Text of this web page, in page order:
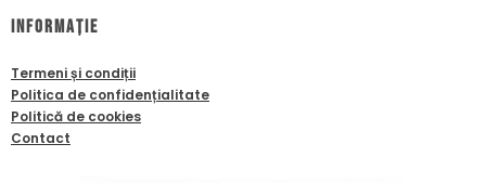
Informație
Termeni și condiții
Politica de confidențialitate
Politică de cookies
Contact